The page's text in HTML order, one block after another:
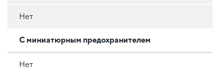
Нет
С миниатюрным предохранителем
Нет